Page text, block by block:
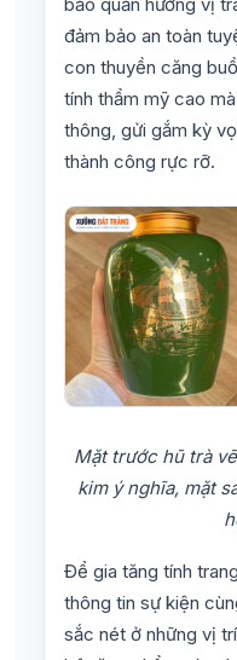
đảm bảo an toàn
con thuyền căng
tính thẩm mỹ cao
thông, gửi gắm kỳ
thành công rực rỡ.
Mặt trước hũ trà
kim ý nghĩa, mặt
Để gia tăng tính
thông tin sự kiện
sắc nét ở những vị